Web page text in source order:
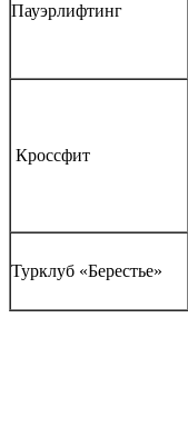
Пауэрлифтинг
Кроссфит
Турклуб «Берестье»